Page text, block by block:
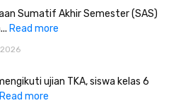
Sumatif Akhir Semester (SAS)
Read more
ujian TKA, siswa kelas 6
Read more